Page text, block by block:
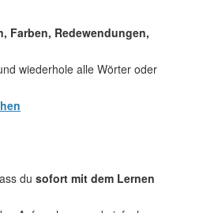
Farben, Redewendungen,
wiederhole alle Wörter oder
du sofort mit dem Lernen